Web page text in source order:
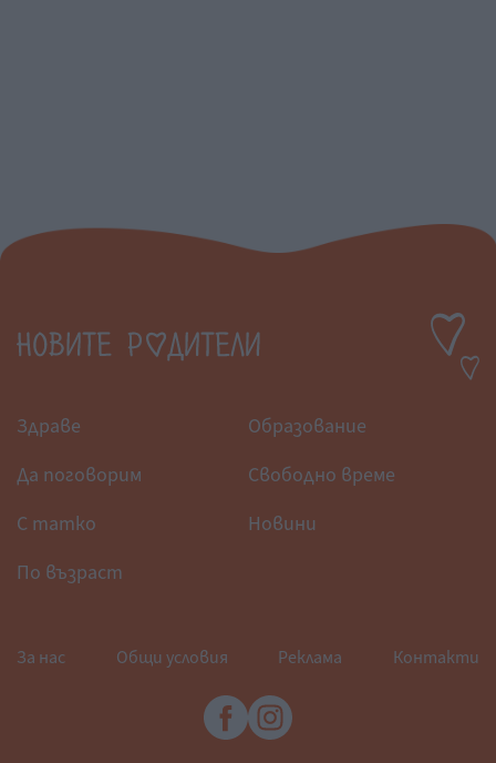
Здраве
Образование
Да поговорим
Свободно време
С татко
Новини
По възраст
За нас Общи условия Реклама Контакти